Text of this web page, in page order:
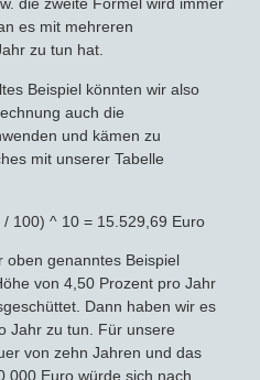
die zweite Formel wird immer
es mit mehreren
zu tun hat.
Beispiel könnten wir also
auch die
und kämen zu
mit unserer Tabelle
100) ^ 10 = 15.529,69 Euro
oben genanntes Beispiel
von 4,50 Prozent pro Jahr
Dann haben wir es
Jahr zu tun. Für unsere
von zehn Jahren und das
Euro würde sich nach